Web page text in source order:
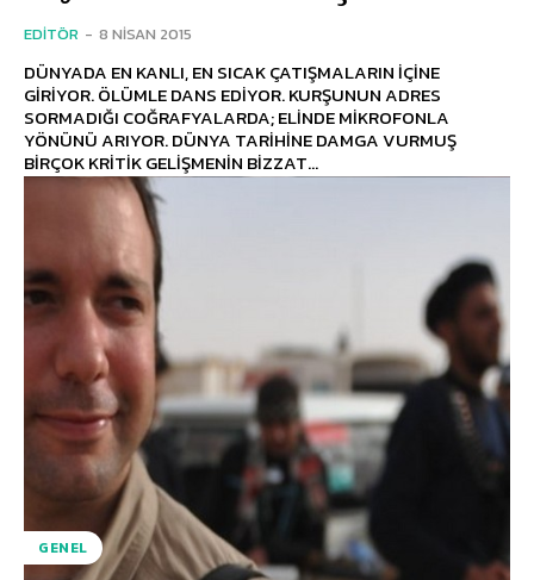
EDITÖR - 8 NISAN 2015
DÜNYADA EN KANLI, EN SICAK ÇATIŞMALARIN İÇİNE
GİRİYOR. ÖLÜMLE DANS EDİYOR. KURŞUNUN ADRES
SORMADIĞI COĞRAFYALARDA; ELİNDE MİKROFONLA
YÖNÜNÜ ARIYOR. DÜNYA TARİHİNE DAMGA VURMUŞ
BİRÇOK KRİTİK GELİŞMENİN BİZZAT...
GENEL